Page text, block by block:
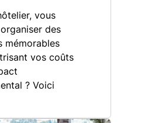
vous
des
mémorables
vos coûts
? Voici